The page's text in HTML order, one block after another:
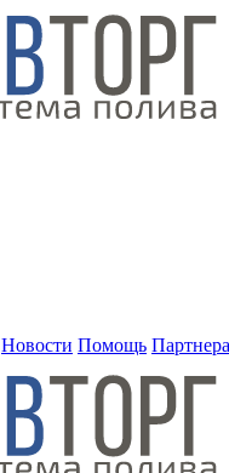
Новости Помощь